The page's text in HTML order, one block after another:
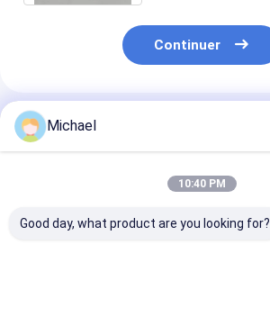
Continuer
Produits Recommandés
Michael
10:40 PM
Good day, what product are you looking for?